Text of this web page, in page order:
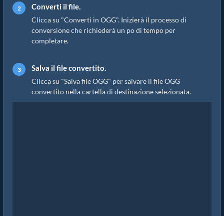
Converti il file.
Clicca su "Converti in OGG". Inizierà il processo di
conversione che richiederà un po di tempo per
completare.
Salva il file convertito.
Clicca su "Salva file OGG" per salvare il file OGG
convertito nella cartella di destinazione selezionata.